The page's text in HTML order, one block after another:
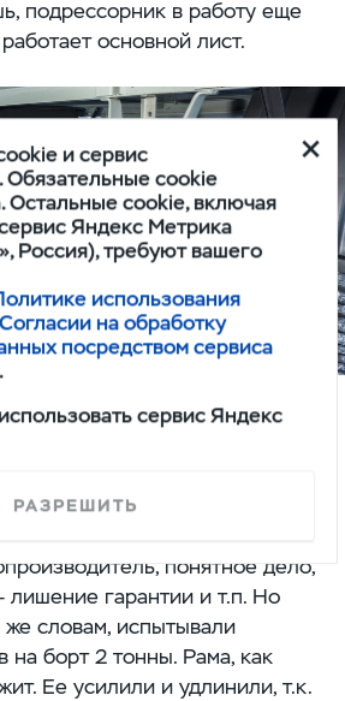
подрессорник в работу еще
основной лист.
понятное дело,
лишение гарантии и т.п. Но
же словам, испытывали
на борт 2 тонны. Рама, как
Ее усилили и удлинили, т.к.
и сервис
Обязательные cookie
Остальные cookie, включая
Яндекс Метрика
Россия), требуют вашего
использования
Согласии на обработку
посредством сервиса
.
сервис Яндекс
РАЗРЕШИТЬ